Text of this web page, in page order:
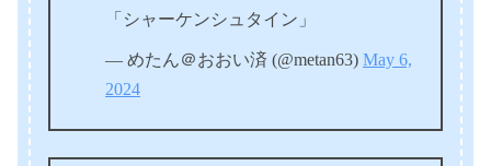
「シャーケンシュタイン」
— めたん＠おおい済 (@metan63) May 6,
2024